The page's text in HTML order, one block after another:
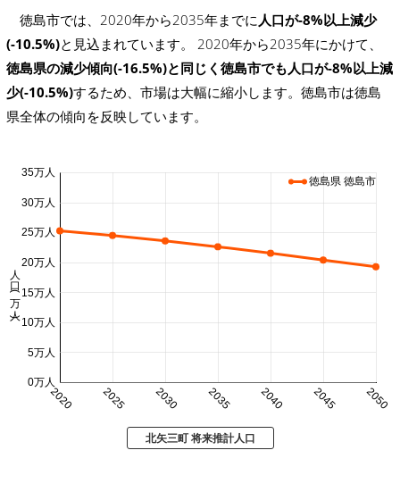
徳島市では、2020年から2035年までに 人口が-8%以上減少
(-10.5%)と見込まれています。 2020年から2035年にかけて、
徳島県の減少傾向(-16.5%)と同じく徳島市でも人口が-8%以上減
少(-10.5%)するため、市場は大幅に縮小します。徳島市は徳島
県全体の傾向を反映しています。
2020 2025 2030 2035 2040 2045 2050
0万人
5万人
10万人
15万人
20万人
25万人
30万人
35万人
人口 (万人)
徳島県 徳島市
北矢三町 将来推計人口